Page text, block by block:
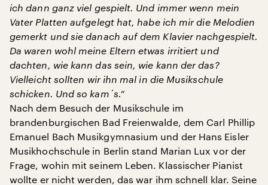
ich dann ganz viel gespielt. Und immer wenn mein
Vater Platten aufgelegt hat, habe ich mir die Melodien
gemerkt und sie danach auf dem Klavier nachgespielt.
Da waren wohl meine Eltern etwas irritiert und
dachten, wie kann das sein, wie kann der das?
Vielleicht sollten wir ihn mal in die Musikschule
schicken. Und so kam´s.“
Nach dem Besuch der Musikschule im
brandenburgischen Bad Freienwalde, dem Carl Phillip
Emanuel Bach Musikgymnasium und der Hans Eisler
Musikhochschule in Berlin stand Marian Lux vor der
Frage, wohin mit seinem Leben. Klassischer Pianist
wollte er nicht werden, das war ihm schnell klar. Seine